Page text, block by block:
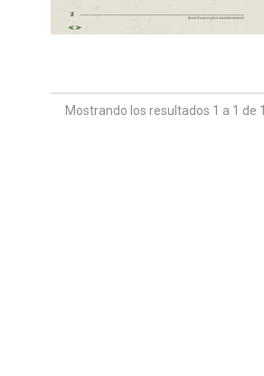
Mostrando los resultados 1 a 1 de 1